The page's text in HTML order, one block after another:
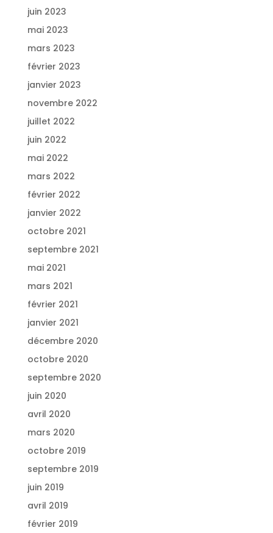
juin 2023
mai 2023
mars 2023
février 2023
janvier 2023
novembre 2022
juillet 2022
juin 2022
mai 2022
mars 2022
février 2022
janvier 2022
octobre 2021
septembre 2021
mai 2021
mars 2021
février 2021
janvier 2021
décembre 2020
octobre 2020
septembre 2020
juin 2020
avril 2020
mars 2020
octobre 2019
septembre 2019
juin 2019
avril 2019
février 2019